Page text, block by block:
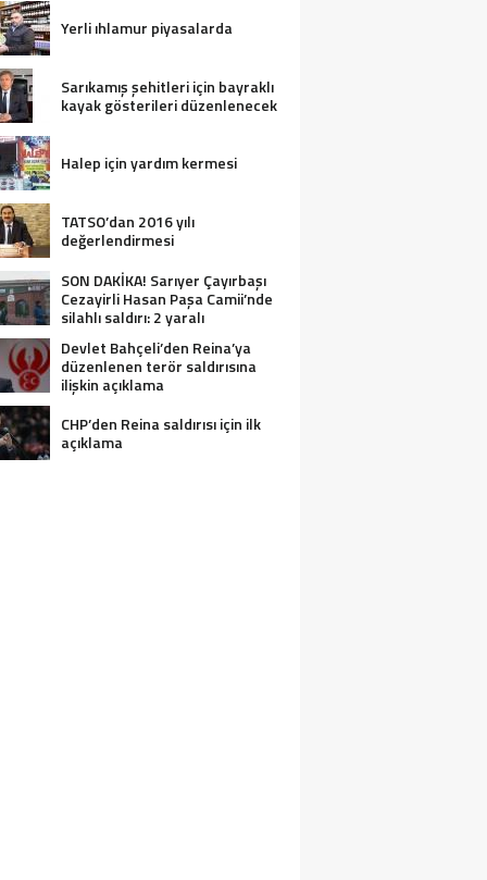
Yerli ıhlamur piyasalarda
Sarıkamış şehitleri için bayraklı
kayak gösterileri düzenlenecek
Halep için yardım kermesi
TATSO’dan 2016 yılı
değerlendirmesi
SON DAKİKA! Sarıyer Çayırbaşı
Cezayirli Hasan Paşa Camii’nde
silahlı saldırı: 2 yaralı
Devlet Bahçeli’den Reina’ya
düzenlenen terör saldırısına
ilişkin açıklama
CHP’den Reina saldırısı için ilk
açıklama